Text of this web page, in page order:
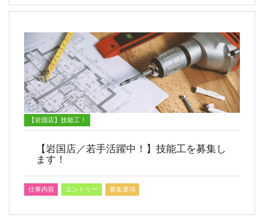
【岩国店】技能工！
【岩国店／若手活躍中！】技能工を募集し
ます！
仕事内容 エントリー 募集要項